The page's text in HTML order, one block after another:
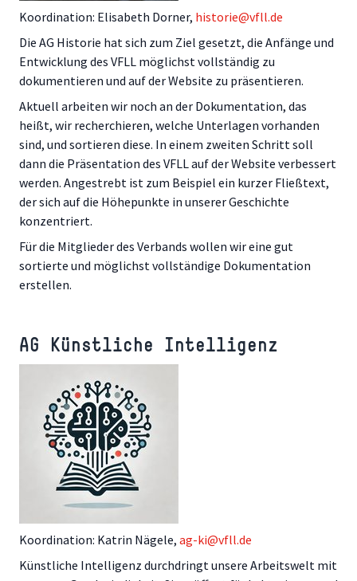
Koordination: Elisabeth Dorner, historie@vfll.de
Die AG Historie hat sich zum Ziel gesetzt, die Anfänge und
Entwicklung des VFLL möglichst vollständig zu
dokumentieren und auf der Website zu präsentieren.
Aktuell arbeiten wir noch an der Dokumentation, das
heißt, wir recherchieren, welche Unterlagen vorhanden
sind, und sortieren diese. In einem zweiten Schritt soll
dann die Präsentation des VFLL auf der Website verbessert
werden. Angestrebt ist zum Beispiel ein kurzer Fließtext,
der sich auf die Höhepunkte in unserer Geschichte
konzentriert.
Für die Mitglieder des Verbands wollen wir eine gut
sortierte und möglichst vollständige Dokumentation
erstellen.
AG Künstliche Intelligenz
Koordination: Katrin Nägele, ag-ki@vfll.de
Künstliche Intelligenz durchdringt unsere Arbeitswelt mit